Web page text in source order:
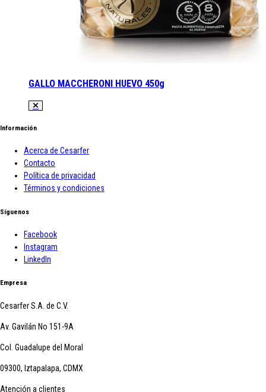
GALLO MACCHERONI HUEVO 450g
Información
Acerca de Cesarfer
Contacto
Política de privacidad
Términos y condiciones
Síguenos
Facebook
Instagram
LinkedIn
Empresa
Cesarfer S.A. de C.V.
Av. Gavilán No 151-9A
Col. Guadalupe del Moral
09300, Iztapalapa, CDMX
Atención a clientes